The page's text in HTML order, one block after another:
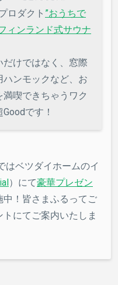
ロダクト ”おうちで
ィンランド式サウナ
けではなく、窓際
ンモックなど、お
喫できちゃうワク
です！
はベツダイホームのイ
）にて豪華プレゼン
中！皆さまふるってご
にてご案内いたしま